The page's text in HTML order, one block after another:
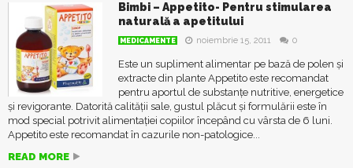
Bimbi – Appetito- Pentru stimularea
naturală a apetitului
MEDICAMENTE noiembrie 15, 2011 0
Este un supliment alimentar pe bază de polen și
extracte din plante Appetito este recomandat
pentru aportul de substanțe nutritive, energetice
și revigorante. Datorită calității sale, gustul plăcut și formulării este în
mod special potrivit alimentației copiilor începând cu vârsta de 6 luni.
Appetito este recomandat în cazurile non-patologice...
READ MORE